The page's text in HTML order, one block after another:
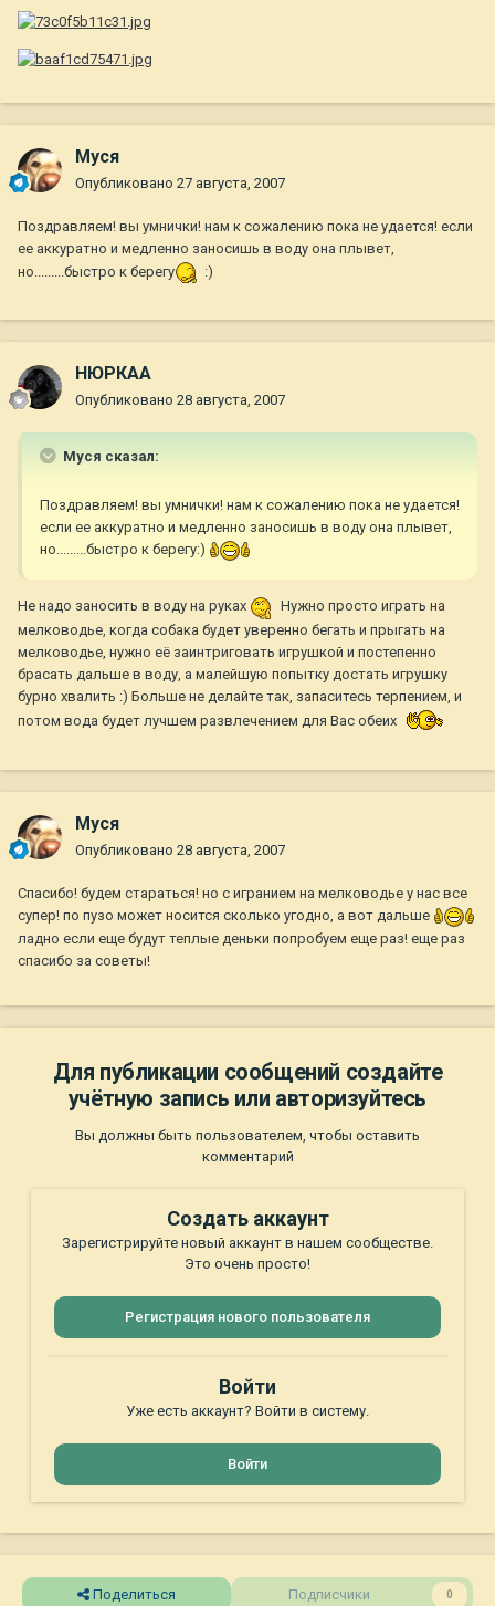
Муся
Опубликовано 27 августа, 2007
Поздравляем! вы умнички! нам к сожалению пока не удается! если
ее аккуратно и медленно заносишь в воду она плывет,
но.........быстро к берегу
:)
НЮРКАА
Опубликовано 28 августа, 2007
Муся сказал:
Поздравляем! вы умнички! нам к сожалению пока не удается!
если ее аккуратно и медленно заносишь в воду она плывет,
но.........быстро к берегу:)
Не надо заносить в воду на руках
Нужно просто играть на
мелководье, когда собака будет уверенно бегать и прыгать на
мелководье, нужно её заинтриговать игрушкой и постепенно
брасать дальше в воду, а малейшую попытку достать игрушку
бурно хвалить :) Больше не делайте так, запаситесь терпением, и
потом вода будет лучшем развлечением для Вас обеих
Муся
Опубликовано 28 августа, 2007
Спасибо! будем стараться! но с игранием на мелководье у нас все
супер! по пузо может носится сколько угодно, а вот дальше
ладно если еще будут теплые деньки попробуем еще раз! еще раз
спасибо за советы!
Для публикации сообщений создайте
учётную запись или авторизуйтесь
Вы должны быть пользователем, чтобы оставить
комментарий
Создать аккаунт
Зарегистрируйте новый аккаунт в нашем сообществе.
Это очень просто!
Регистрация нового пользователя
Войти
Уже есть аккаунт? Войти в систему.
Войти
Поделиться Подписчики 0